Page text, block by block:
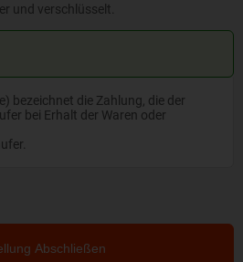
und verschlüsselt.
bezeichnet die Zahlung, die der
bei Erhalt der Waren oder
Abschließen